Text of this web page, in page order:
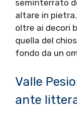
seminterrato
altare in
oltre ai decori
quella del
fondo da un
Valle
ante